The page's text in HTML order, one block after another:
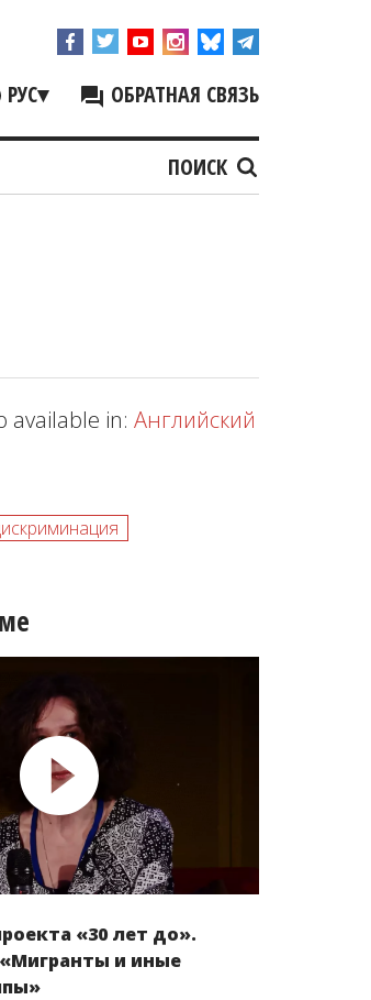
РУС▾ ОБРАТНАЯ СВЯЗЬ
ПОИСК
available in: Английский
«30 лет до».
и иные